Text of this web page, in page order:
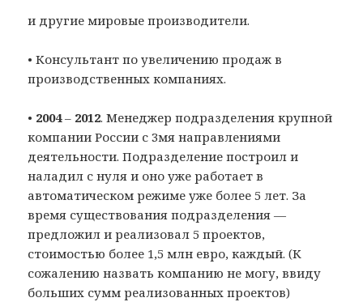
и другие мировые производители.
• Консультант по увеличению продаж в
производственных компаниях.
• 2004– 2012. Менеджер подразделения крупной
компании России с 3мя направлениями
деятельности. Подразделение построил и
наладил с нуля и оно уже работает в
автоматическом режиме уже более 5 лет. За
время существования подразделения —
предложил и реализовал 5 проектов,
стоимостью более 1,5 млн евро, каждый. (К
сожалению назвать компанию не могу, ввиду
больших сумм реализованных проектов)